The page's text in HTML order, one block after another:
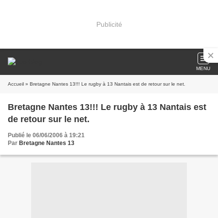
Publicité
MENU
Accueil » Bretagne Nantes 13!!! Le rugby à 13 Nantais est de retour sur le net.
Bretagne Nantes 13!!! Le rugby à 13 Nantais est
de retour sur le net.
Publié le 06/06/2006 à 19:21
Par Bretagne Nantes 13